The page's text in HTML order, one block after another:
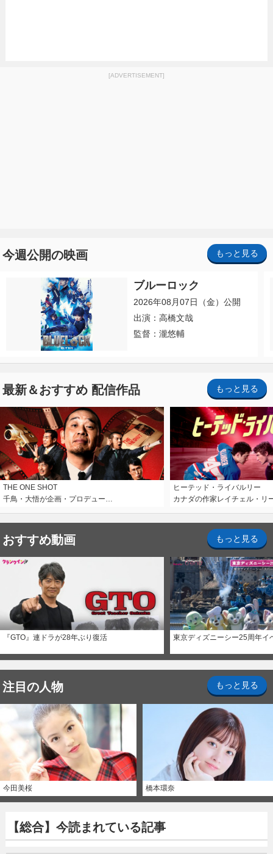
[ADVERTISEMENT]
今週公開の映画 もっと見る
ブルーロック
2026年08月07日（金）公開
出演：高橋文哉
監督：瀧悠輔
最新＆おすすめ 配信作品 もっと見る
THE ONE SHOT
千鳥・大悟が企画・プロデュー…
ヒーテッド・ライバルリー
カナダの作家レイチェル・リ
おすすめ動画 もっと見る
『GTO』連ドラが28年ぶり復活 東京ディズニーシー25周年イ
注目の人物 もっと見る
今田美桜 橋本環奈
【総合】今読まれている記事